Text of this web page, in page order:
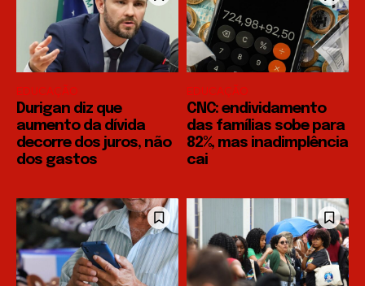
EDUCAÇÃO
Durigan diz que
aumento da dívida
decorre dos juros, não
dos gastos
EDUCAÇÃO
CNC: endividamento
das famílias sobe para
82%, mas inadimplência
cai